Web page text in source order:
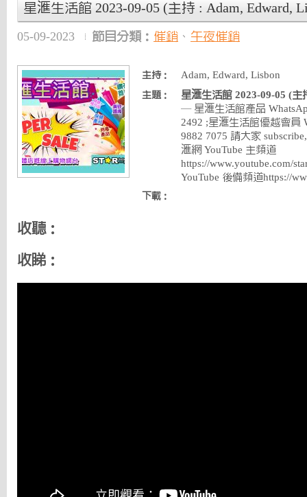
星滙生活館 2023-09-05 (主持 : Adam, Edward,
05-09-2023 節目分類： 催銷 、 午夜催銷
主持： Adam, Edward, Lisbon
主題：
星滙生活館 2023-09-05 (
— 星滙生活館產品
2492 ;星滙生活館優越會員
9882 7075 請大家
滙網 YouTube 主頻道
https://www.youtube.com/
YouTube 後備頻道https://
下載：
收聽：
收睇：